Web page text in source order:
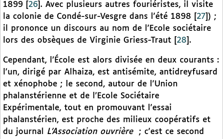
1899
26 . Avec plusieurs autres fouriéristes, il visite
la colonie de Condé-sur-Vesgre dans l’été 1898
27 ) ;
il prononce un discours au nom de l’Ecole sociétaire
lors des obsèques de Virginie Griess-Traut
28 .
Cependant, l’École est alors divisée en deux courants :
l’un, dirigé par Alhaiza, est antisémite, antidreyfusard
et xénophobe ; le second, autour de l’Union
phalanstérienne et de l’Ecole Sociétaire
Expérimentale, tout en promouvant l’essai
phalanstérien, est proche des milieux coopératifs et
du journal L’Association ouvrière
; c’est ce second